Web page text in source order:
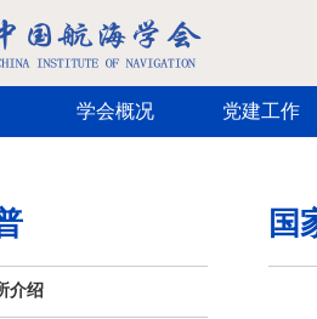
学会概况 党建工作
介绍
国